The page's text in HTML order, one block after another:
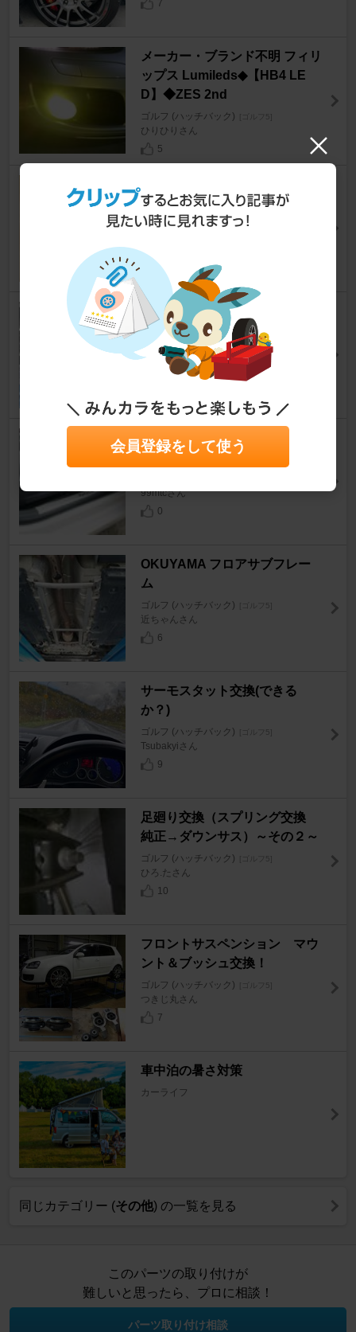
7
メーカー・ブランド不明 フィリ
ップス Lumileds◆【HB4 LE
D】◆ZES 2nd
ゴルフ (ハッチバック) [ゴルフ5]
ひりひりさん
5
4-22mm
ゴルフ (ハッチバック) [ゴルフ5]
OKUYAMA CARBING ロワア
ームバー
ゴルフ (ハッチバック) [ゴルフ5]
近ちゃんさん
VOLTEX Door Sill ドアシル 4D
oor用
99mtcさん
0
OKUYAMA フロアサブフレー
ム
ゴルフ (ハッチバック) [ゴルフ5]
近ちゃんさん
6
サーモスタット交換(できる
か？)
ゴルフ (ハッチバック) [ゴルフ5]
Tsubakyiさん
9
足廻り交換（スプリング交換
純正→ダウンサス）～その２～
ゴルフ (ハッチバック) [ゴルフ5]
ひろ.たさん
10
フロントサスペンション マウ
ント＆ブッシュ交換！
ゴルフ (ハッチバック) [ゴルフ5]
つきじ丸さん
7
車中泊の暑さ対策
カーライフ
同じカテゴリー (その他) の一覧を見る
このパーツの取り付けが
難しいと思ったら、プロに相談！
パーツ取り付け相談
会員登録をして使う